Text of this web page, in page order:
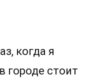
когда я
городе стоит